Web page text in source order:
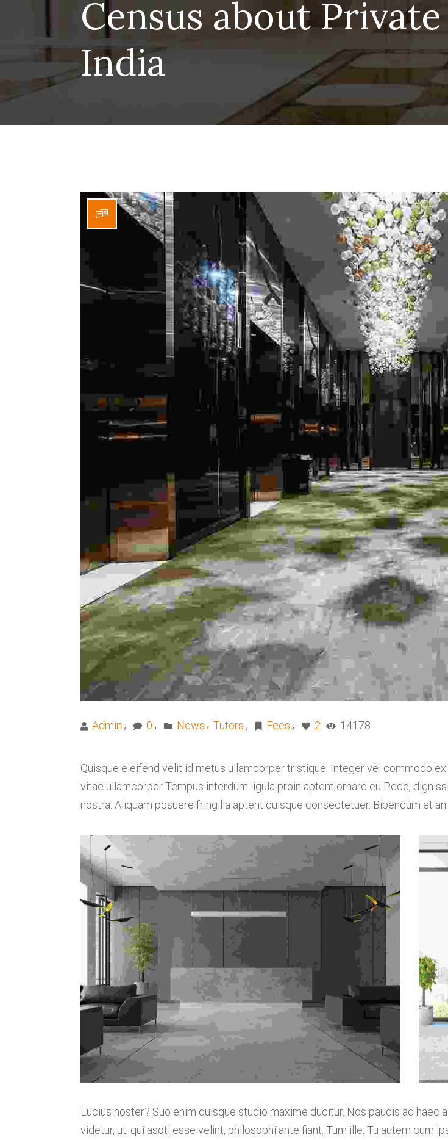
Census about
India
Admin 0 News Tutors Fees 2 14178
Quisque eleifend velit id metus ullamcorper tristique. Integer vel commodo
vitae ullamcorper Tempus interdum ligula proin aptent ornare eu Pede,
nostra. Aliquam posuere fringilla aptent quisque consectetuer. Bibendum et
Lucius noster? Suo enim quisque studio maxime ducitur. Nos paucis ad
videtur, ut, qui asoti esse velint, philosophi ante fiant. Tum ille: Tu autem cum